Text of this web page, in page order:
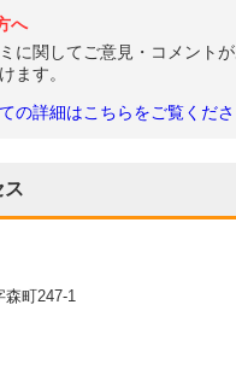
へ
に関してご意見・コメント
ます。
の詳細はこちらをご覧くだ
ス
町247-1